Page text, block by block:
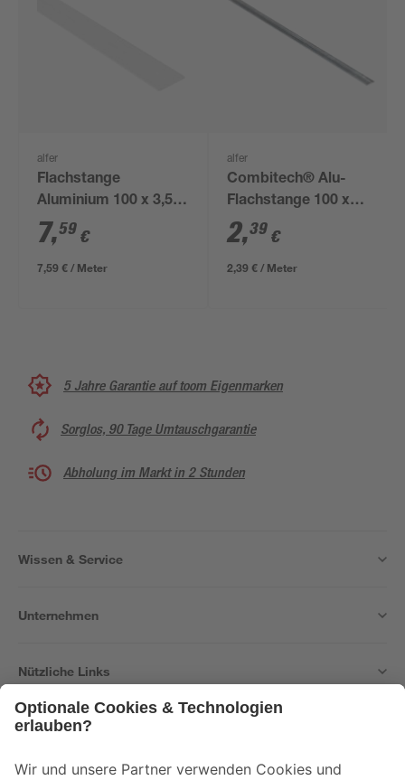
alfer
Flachstange
Aluminium 100 x 3,55
x 0,3 cm
7,59 €
7,59 € / Meter
alfer
Combitech® Alu-
Flachstange 100 x
1,15 x 0,2 cm
2,39 €
2,39 € / Meter
5 Jahre Garantie auf toom Eigenmarken
Sorglos, 90 Tage Umtauschgarantie
Abholung im Markt in 2 Stunden
Wissen & Service
Unternehmen
Nützliche Links
Der toom Newsletter: Keine Angebote und Aktionen mehr verpassen!